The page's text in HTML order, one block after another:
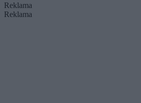
Reklama
Reklama